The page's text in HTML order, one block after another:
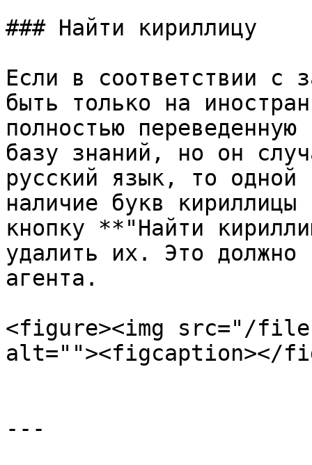
### Найти кириллицу
Если в соответствии с
быть только на
полностью
базу знаний, но он
русский язык, то одной
наличие букв
кнопку **"Найти
удалить их. Это должно
агента.
<figure><img src="/files/
alt=""><figcaption></
---